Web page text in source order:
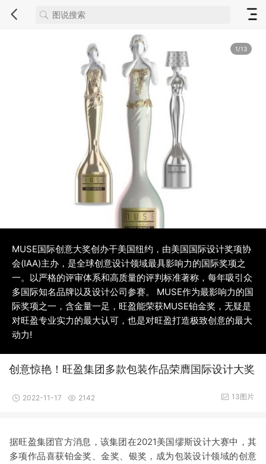
1/13
MUSE国际创意大奖创办干美国纽约，由美国国际设计奖项协
会(IAA)主办，是全球创意设计领域最具影响力的国际奖项之
一。以严格的评审体系和高质量的评判标准著称，每年吸引众
多国际知名品牌以及设计公司参赛。 MUSE作为最影响力的国
际奖项之一，含金量一足，旺盈能荣获MUSE铂金奖，无疑是
对旺盈专业实力的最大认可，也是对旺盈打造极致创意的最大
动力!
创意惊艳！旺盈集团多款包装作品荣膺国际设计大奖
2022-11-17 2142 13图片
据旺盈集团官方消息，该集团在2021美国缪斯设计大赛中，其
多项作品喜获铂金奖、金奖、银奖，成为包装设计领域的创意